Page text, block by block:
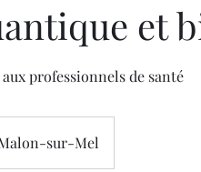
et
professionnels de santé
sur-Mel